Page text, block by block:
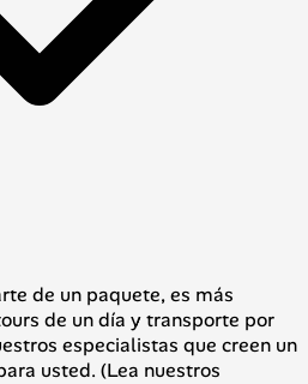
de un paquete, es más
de un día y transporte por
especialistas que creen un
usted. (Lea nuestros